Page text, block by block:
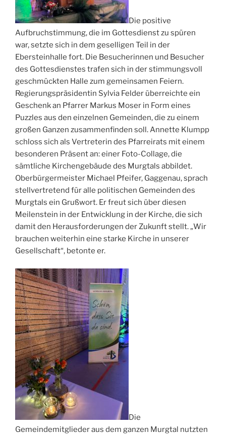
Die positive
Aufbruchstimmung, die im Gottesdienst zu spüren
war, setzte sich in dem geselligen Teil in der
Ebersteinhalle fort. Die Besucherinnen und Besucher
des Gottesdienstes trafen sich in der stimmungsvoll
geschmückten Halle zum gemeinsamen Feiern.
Regierungspräsidentin Sylvia Felder überreichte ein
Geschenk an Pfarrer Markus Moser in Form eines
Puzzles aus den einzelnen Gemeinden, die zu einem
großen Ganzen zusammenfinden soll. Annette Klumpp
schloss sich als Vertreterin des Pfarreirats mit einem
besonderen Präsent an: einer Foto-Collage, die
sämtliche Kirchengebäude des Murgtals abbildet.
Oberbürgermeister Michael Pfeifer, Gaggenau, sprach
stellvertretend für alle politischen Gemeinden des
Murgtals ein Grußwort. Er freut sich über diesen
Meilenstein in der Entwicklung in der Kirche, die sich
damit den Herausforderungen der Zukunft stellt. „Wir
brauchen weiterhin eine starke Kirche in unserer
Gesellschaft“, betonte er.
Die
Gemeindemitglieder aus dem ganzen Murgtal nutzten